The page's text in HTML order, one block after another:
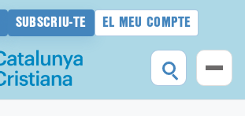
SUBSCRIU-TE EL MEU COMPTE